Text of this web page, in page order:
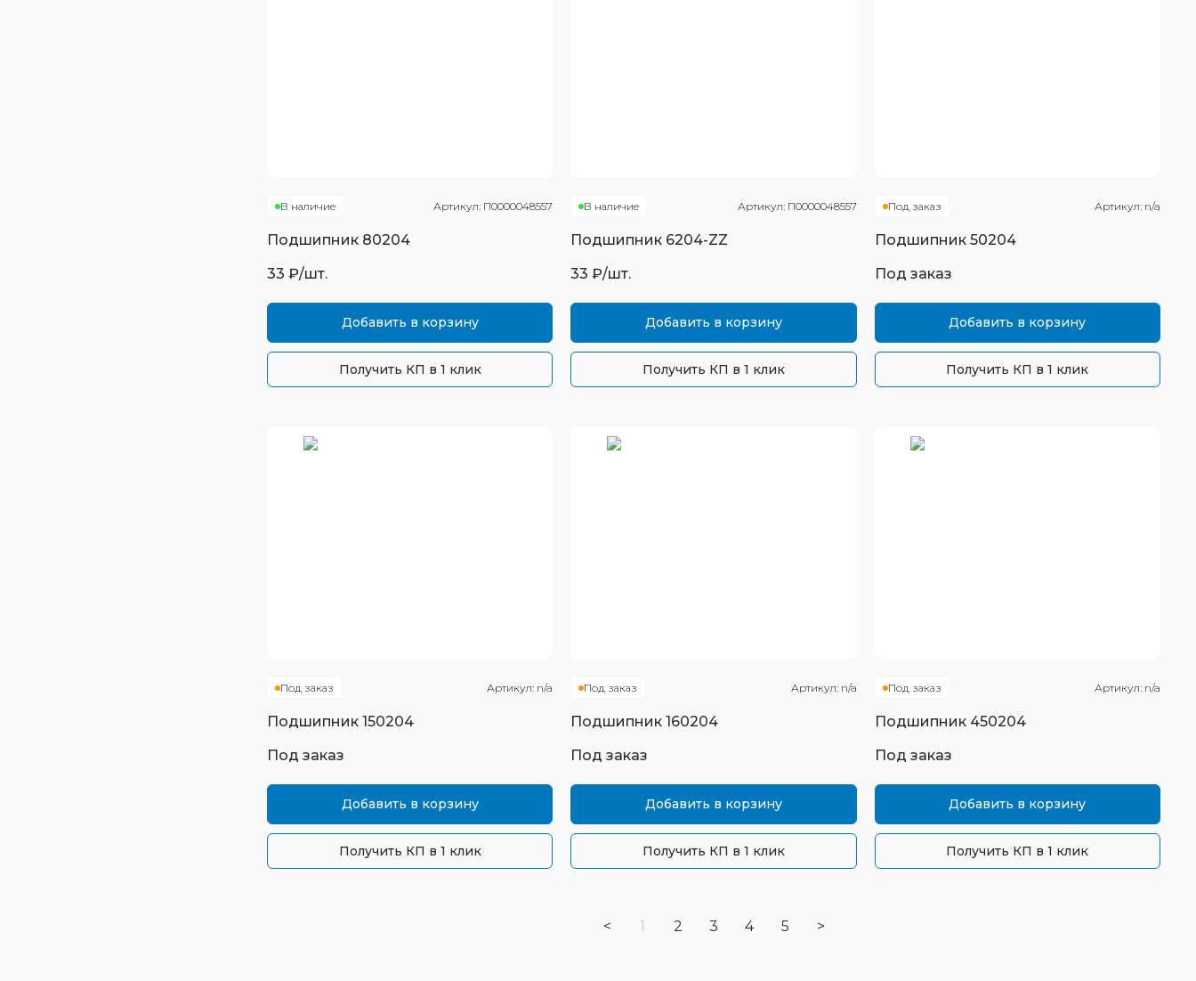
В наличие Артикул: П0000048557
Подшипник 80204
33 ₽/шт.
Добавить в корзину
Получить КП в 1 клик
В наличие Артикул: П0000048557
Подшипник 6204-ZZ
33 ₽/шт.
Добавить в корзину
Получить КП в 1 клик
Под заказ Артикул: n/a
Подшипник 50204
Под заказ
Добавить в корзину
Получить КП в 1 клик
Под заказ Артикул: n/a
Подшипник 150204
Под заказ
Добавить в корзину
Получить КП в 1 клик
Под заказ Артикул: n/a
Подшипник160204
Под заказ
Добавить в корзину
Получить КП в 1 клик
Под заказ Артикул: n/a
Подшипник 450204
Под заказ
Добавить в корзину
Получить КП в 1 клик
< 1 2 3 4 5 >